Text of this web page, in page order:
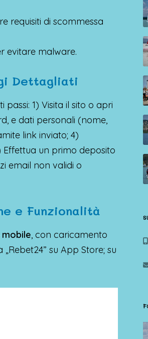
requisiti di scommessa
evitare malware.
Dettagliati
passi: 1) Visita il sito o apri
e dati personali (nome,
link inviato; 4)
un primo deposito
email non validi o
e Funzionalità
, con caricamento
su App Store; su